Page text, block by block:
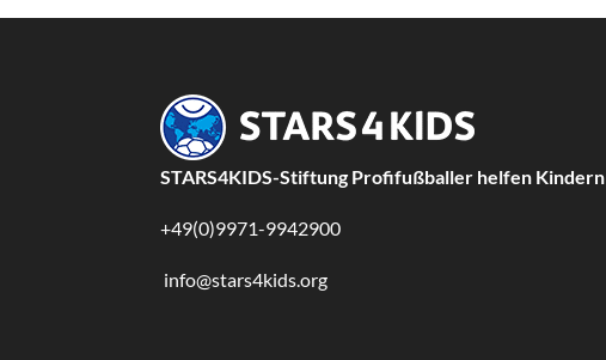
STARS4KIDS-Stiftung Profifußballer helfen Kindern
+49(0)9971-9942900
info@stars4kids.org